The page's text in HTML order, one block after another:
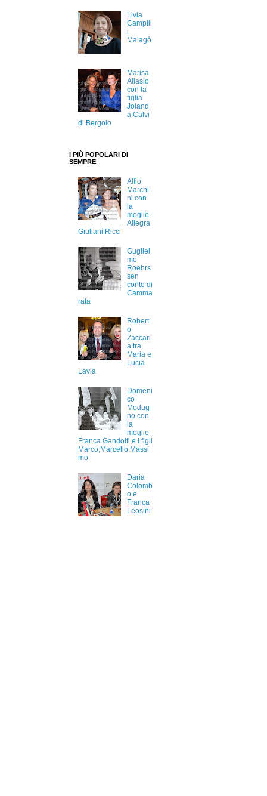
Livia
Campill
i
Malagò
Marisa
Allasio
con la
figlia
Joland
a Calvi
di Bergolo
I PIÙ POPOLARI DI
SEMPRE
Alfio
Marchi
ni con
la
moglie
Allegra
Giuliani Ricci
Gugliel
mo
Roehrs
sen
conte di
Camma
rata
Robert
o
Zaccari
a tra
Maria e
Lucia
Lavia
Domeni
co
Modug
no con
la
moglie
Franca Gandolfi e i figli
Marco,Marcello,Massi
mo
Daria
Colomb
o e
Franca
Leosini